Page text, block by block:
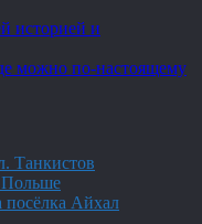
историей и
можно по-настоящему
Танкистов
Польше
посёлка Айхал